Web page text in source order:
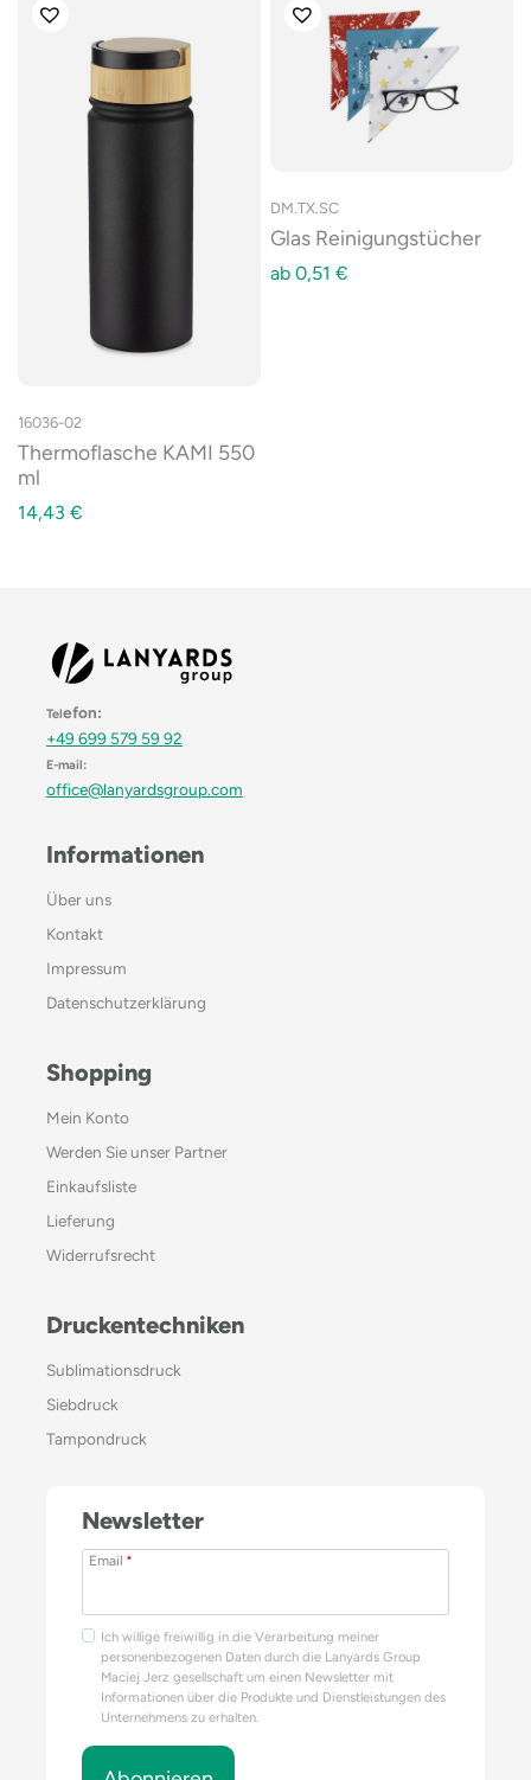
16036-02
Thermoflasche KAMI 550
ml
14,43 €
DM.TX.SC
Glas Reinigungstücher
ab 0,51 €
Telefon:
+49 699 579 59 92
E-mail:
office@lanyardsgroup.com
Informationen
Über uns
Kontakt
Impressum
Datenschutzerklärung
Shopping
Mein Konto
Werden Sie unser Partner
Einkaufsliste
Lieferung
Widerrufsrecht
Druckentechniken
Sublimationsdruck
Siebdruck
Tampondruck
Newsletter
Email *
Ich willige freiwillig in die Verarbeitung meiner
personenbezogenen Daten durch die Lanyards Group
Maciej Jerz gesellschaft um einen Newsletter mit
Informationen über die Produkte und Dienstleistungen des
Unternehmens zu erhalten.